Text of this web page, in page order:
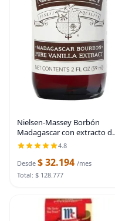
Nielsen-Massey Borbón
Madagascar con extracto de
vainilla pura, 2 oz
4.8
Desde $ 32.194 /mes
Total: $ 128.777